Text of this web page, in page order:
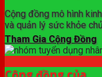
Cộng đồng mô hình
và quản lý sức khỏe
Tham Gia Cộng Đồng